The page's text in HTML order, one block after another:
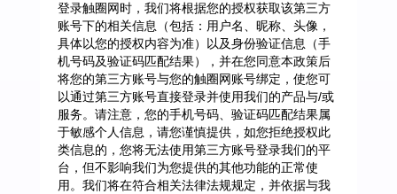
登录触圈网时，我们将根据您的授权获取该第三方
账号下的相关信息（包括：用户名、昵称、头像，
具体以您的授权内容为准）以及身份验证信息（手
机号码及验证码匹配结果），并在您同意本政策后
将您的第三方账号与您的触圈网账号绑定，使您可
以通过第三方账号直接登录并使用我们的产品与/或
服务。请注意，您的手机号码、验证码匹配结果属
于敏感个人信息，请您谨慎提供，如您拒绝授权此
类信息的，您将无法使用第三方账号登录我们的平
台，但不影响我们为您提供的其他功能的正常使
用。我们将在符合相关法律法规规定，并依据与我